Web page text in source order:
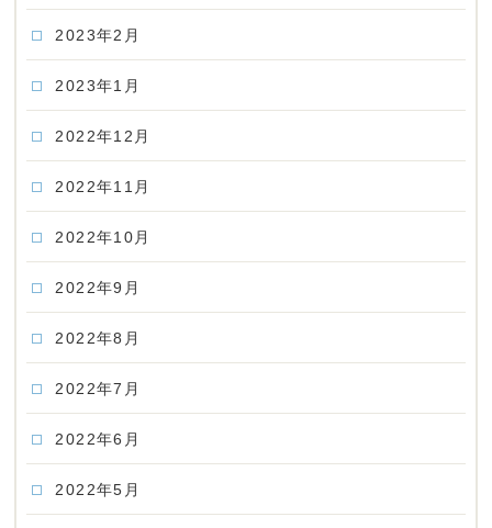
2023年2月
2023年1月
2022年12月
2022年11月
2022年10月
2022年9月
2022年8月
2022年7月
2022年6月
2022年5月